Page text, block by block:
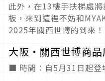
此外，在13樓手扶梯處
板，來到這裡不妨和
2025年關西世博的到來！
大阪・關西世博商品
■ 時間：自5月31日起登